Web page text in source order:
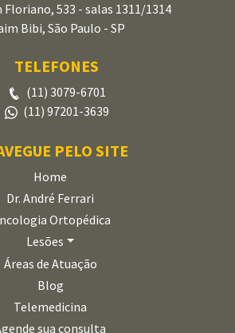
Floriano, 533 - salas 1311/1314
Bibi, São Paulo - SP
TELEFONES
(11) 3079-6701
(11) 97201-3639
PELO SITE
Home
Dr. André Ferrari
Ortopédica
Lesões
Áreas de Atuação
Blog
Telemedicina
sua consulta